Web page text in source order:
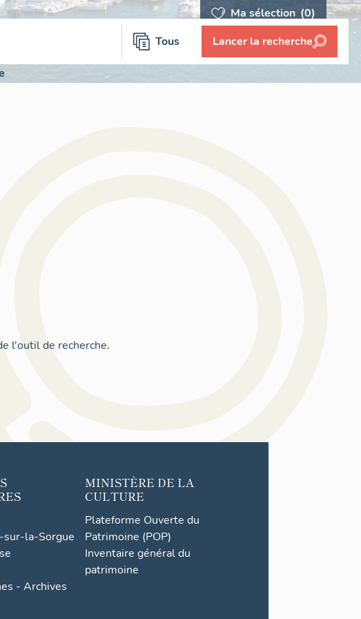
Ma sélection (0)
Tous Lancer la recherche
l'outil de recherche.
la-Sorgue
- Archives
MINISTÈRE DE LA
CULTURE
Plateforme Ouverte du
Patrimoine (POP)
Inventaire général du
patrimoine